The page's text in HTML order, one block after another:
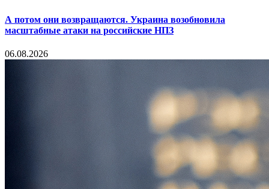
А потом они возвращаются. Украина возобновила
масштабные атаки на российские НПЗ
06.08.2026